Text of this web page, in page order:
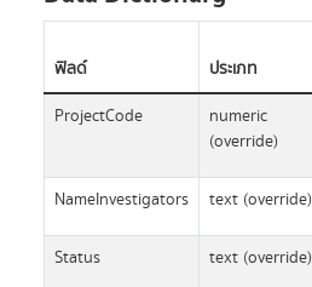
ฟิลด์ ประเภท
ProjectCode
numeric
(override)
NameInvestigators text (override)
Status text (override)